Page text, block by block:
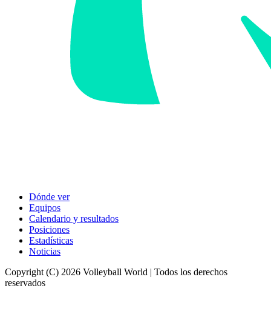
Dónde ver
Equipos
Calendario y resultados
Posiciones
Estadísticas
Noticias
Copyright (C) 2026 Volleyball World | Todos los derechos
reservados